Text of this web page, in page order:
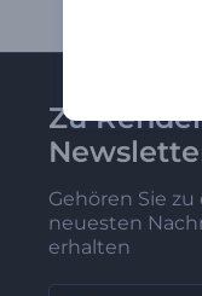
Zu
Gehören Sie
neuesten
erhalten